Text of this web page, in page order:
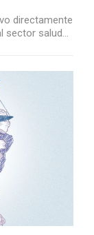
directamente
sector salud…